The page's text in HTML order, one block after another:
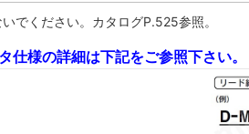
でください。カタログP.525参照。
仕様の詳細は下記をご参照下さい。